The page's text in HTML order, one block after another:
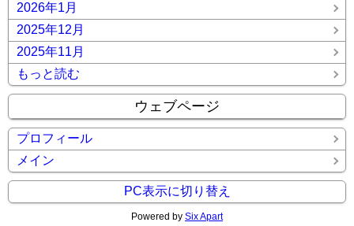
2026年1月
2025年12月
2025年11月
もっと読む
ウェブページ
プロフィール
メイン
PC表示に切り替え
Powered by Six Apart